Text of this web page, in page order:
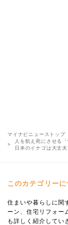
マイナビニューストップ
人を飢え死にさせる
日本のイナゴは大丈
このカテゴリーに
住まいや暮らしに関
ーン、住宅リフォー
も詳しく紹介してい